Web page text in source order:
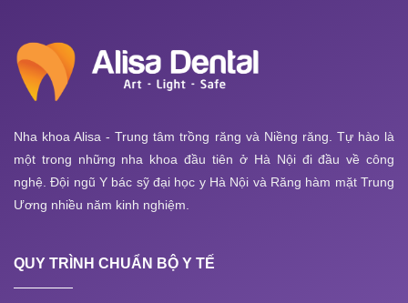
Nha khoa Alisa - Trung tâm trồng răng và Niềng răng. Tự hào là
một trong những nha khoa đầu tiên ở Hà Nội đi đầu về công
nghệ. Đội ngũ Y bác sỹ đại học y Hà Nội và Răng hàm mặt Trung
Ương nhiều năm kinh nghiệm.
QUY TRÌNH CHUẨN BỘ Y TẾ